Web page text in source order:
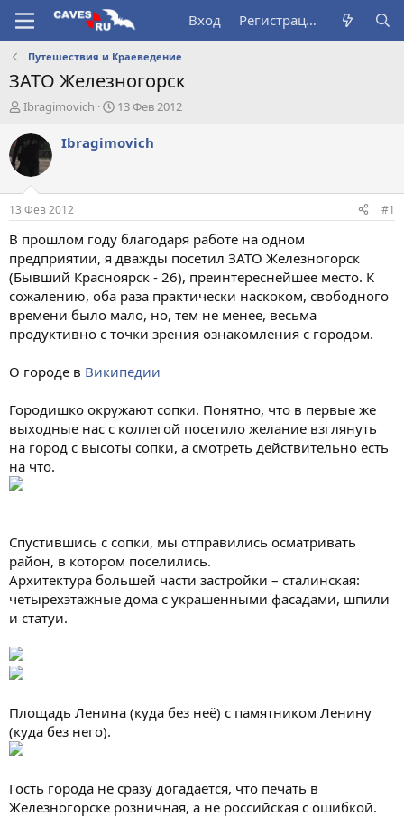
Вход Регистрация
Путешествия и Краеведение
ЗАТО Железногорск
А
т
т
е
м
ы
Ibragimovich
Д
т
а
л
13 Фев 2012
Ibragimovich
13 Фев 2012 #1
В прошлом году благодаря работе на одном
предприятии, я дважды посетил ЗАТО Железногорск
(Бывший Красноярск - 26), преинтереснейшее место. К
сожалению, оба раза практически наскоком, свободного
времени было мало, но, тем не менее, весьма
продуктивно с точки зрения ознакомления с городом.
О городе в Википедии
Городишко окружают сопки. Понятно, что в первые же
выходные нас с коллегой посетило желание взглянуть
на город с высоты сопки, а смотреть действительно есть
на что.
Спустившись с сопки, мы отправились осматривать
район, в котором поселились.
Архитектура большей части застройки – сталинская:
четырехэтажные дома с украшенными фасадами, шпили
и статуи.
Площадь Ленина (куда без неё) с памятником Ленину
(куда без него).
Гость города не сразу догадается, что печать в
Железногорске розничная, а не российская с ошибкой.